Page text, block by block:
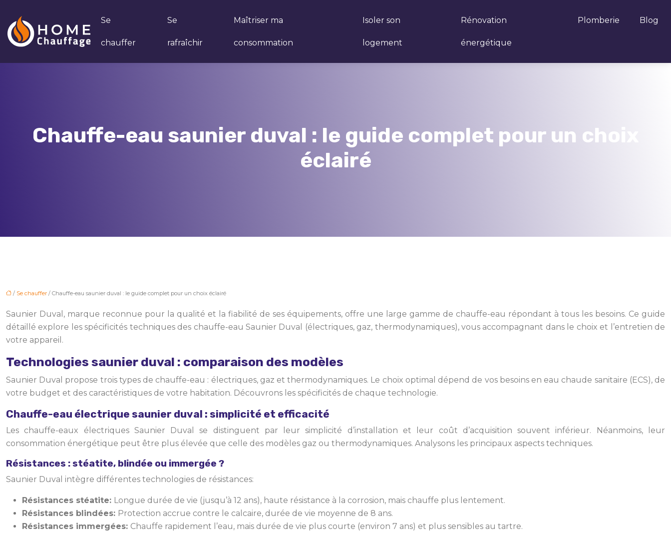
Se
chauffer
Se
rafraîchir
Maîtriser ma
consommation
Isoler son
logement
Rénovation
énergétique
Plomberie Blog
Chauffe-eau saunier duval : le guide complet pour un choix
éclairé
/ Se chauffer / Chauffe-eau saunier duval : le guide complet pour un choix éclairé
Saunier Duval, marque reconnue pour la qualité et la fiabilité de ses équipements, offre une large gamme de chauffe-eau répondant à tous les besoins. Ce guide
détaillé explore les spécificités techniques des chauffe-eau Saunier Duval (électriques, gaz, thermodynamiques), vous accompagnant dans le choix et l’entretien de
votre appareil.
Technologies saunier duval : comparaison des modèles
Saunier Duval propose trois types de chauffe-eau : électriques, gaz et thermodynamiques. Le choix optimal dépend de vos besoins en eau chaude sanitaire (ECS), de
votre budget et des caractéristiques de votre habitation. Découvrons les spécificités de chaque technologie.
Chauffe-eau électrique saunier duval : simplicité et efficacité
Les chauffe-eaux électriques Saunier Duval se distinguent par leur simplicité d’installation et leur coût d’acquisition souvent inférieur. Néanmoins, leur
consommation énergétique peut être plus élevée que celle des modèles gaz ou thermodynamiques. Analysons les principaux aspects techniques.
Résistances : stéatite, blindée ou immergée ?
Saunier Duval intègre différentes technologies de résistances:
Résistances stéatite: Longue durée de vie (jusqu’à 12 ans), haute résistance à la corrosion, mais chauffe plus lentement.
Résistances blindées: Protection accrue contre le calcaire, durée de vie moyenne de 8 ans.
Résistances immergées: Chauffe rapidement l’eau, mais durée de vie plus courte (environ 7 ans) et plus sensibles au tartre.